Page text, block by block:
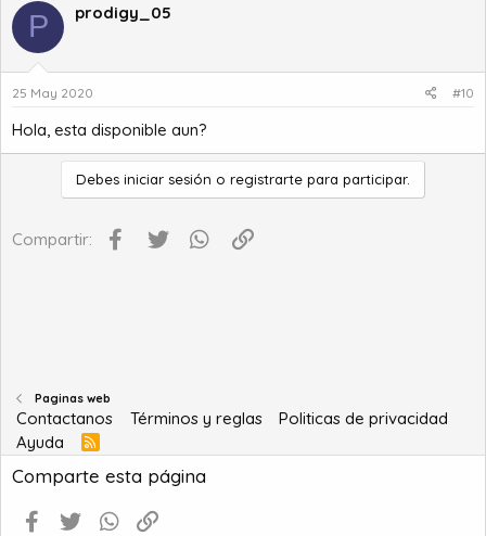
P prodigy_05
25 May 2020 #10
Hola, esta disponible aun?
Debes iniciar sesión o registrarte para participar.
Compartir: Facebook
Twitter WhatsApp
Paginas web
Contactanos Términos y reglas
Politicas de privacidad
Ayuda
R
S
S
Comparte esta página
Facebook
Twitter WhatsApp